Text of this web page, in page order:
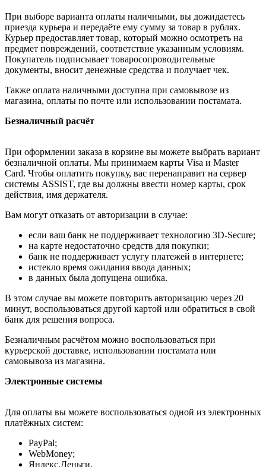
При выборе варианта оплаты наличными, вы дожидаетесь
приезда курьера и передаёте ему сумму за товар в рублях.
Курьер предоставляет товар, который можно осмотреть на
предмет повреждений, соответствие указанным условиям.
Покупатель подписывает товаросопроводительные
документы, вносит денежные средства и получает чек.
Также оплата наличными доступна при самовывозе из
магазина, оплаты по почте или использовании постамата.
Безналичный расчёт
При оформлении заказа в корзине вы можете выбрать вариант
безналичной оплаты. Мы принимаем карты Visa и Master
Card. Чтобы оплатить покупку, вас перенаправит на сервер
системы ASSIST, где вы должны ввести номер карты, срок
действия, имя держателя.
Вам могут отказать от авторизации в случае:
если ваш банк не поддерживает технологию 3D-Secure;
на карте недостаточно средств для покупки;
банк не поддерживает услугу платежей в интернете;
истекло время ожидания ввода данных;
в данных была допущена ошибка.
В этом случае вы можете повторить авторизацию через 20
минут, воспользоваться другой картой или обратиться в свой
банк для решения вопроса.
Безналичным расчётом можно воспользоваться при
курьерской доставке, использовании постамата или
самовывоза из магазина.
Электронные системы
Для оплаты вы можете воспользоваться одной из электронных
платёжных систем:
PayPal;
WebMoney;
Яндекс.Деньги.